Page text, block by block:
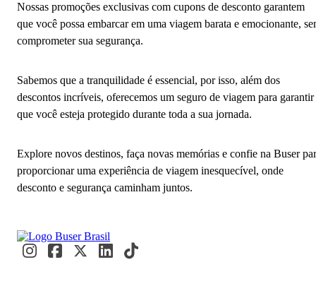
Nossas promoções exclusivas com cupons de desconto garantem
que você possa embarcar em uma viagem barata e emocionante,
comprometer sua segurança.
Sabemos que a tranquilidade é essencial, por isso, além dos
descontos incríveis, oferecemos um seguro de viagem para garantir
que você esteja protegido durante toda a sua jornada.
Explore novos destinos, faça novas memórias e confie na Buser
proporcionar uma experiência de viagem inesquecível, onde
desconto e segurança caminham juntos.